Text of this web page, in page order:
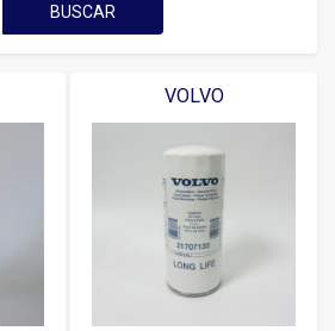
BUSCAR
VOLVO